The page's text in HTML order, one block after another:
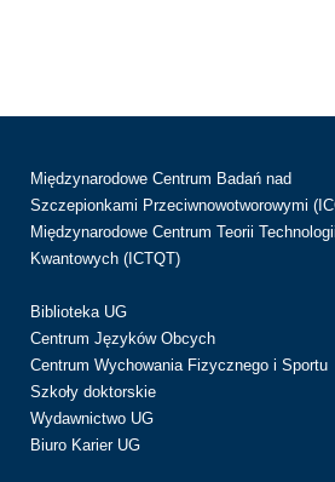
Międzynarodowe Centrum Badań nad
Szczepionkami Przeciwnowotworowymi
Międzynarodowe Centrum Teorii Technologii
Kwantowych (ICTQT)
Biblioteka UG
Centrum Języków Obcych
Centrum Wychowania Fizycznego i Sportu
Szkoły doktorskie
Wydawnictwo UG
Biuro Karier UG